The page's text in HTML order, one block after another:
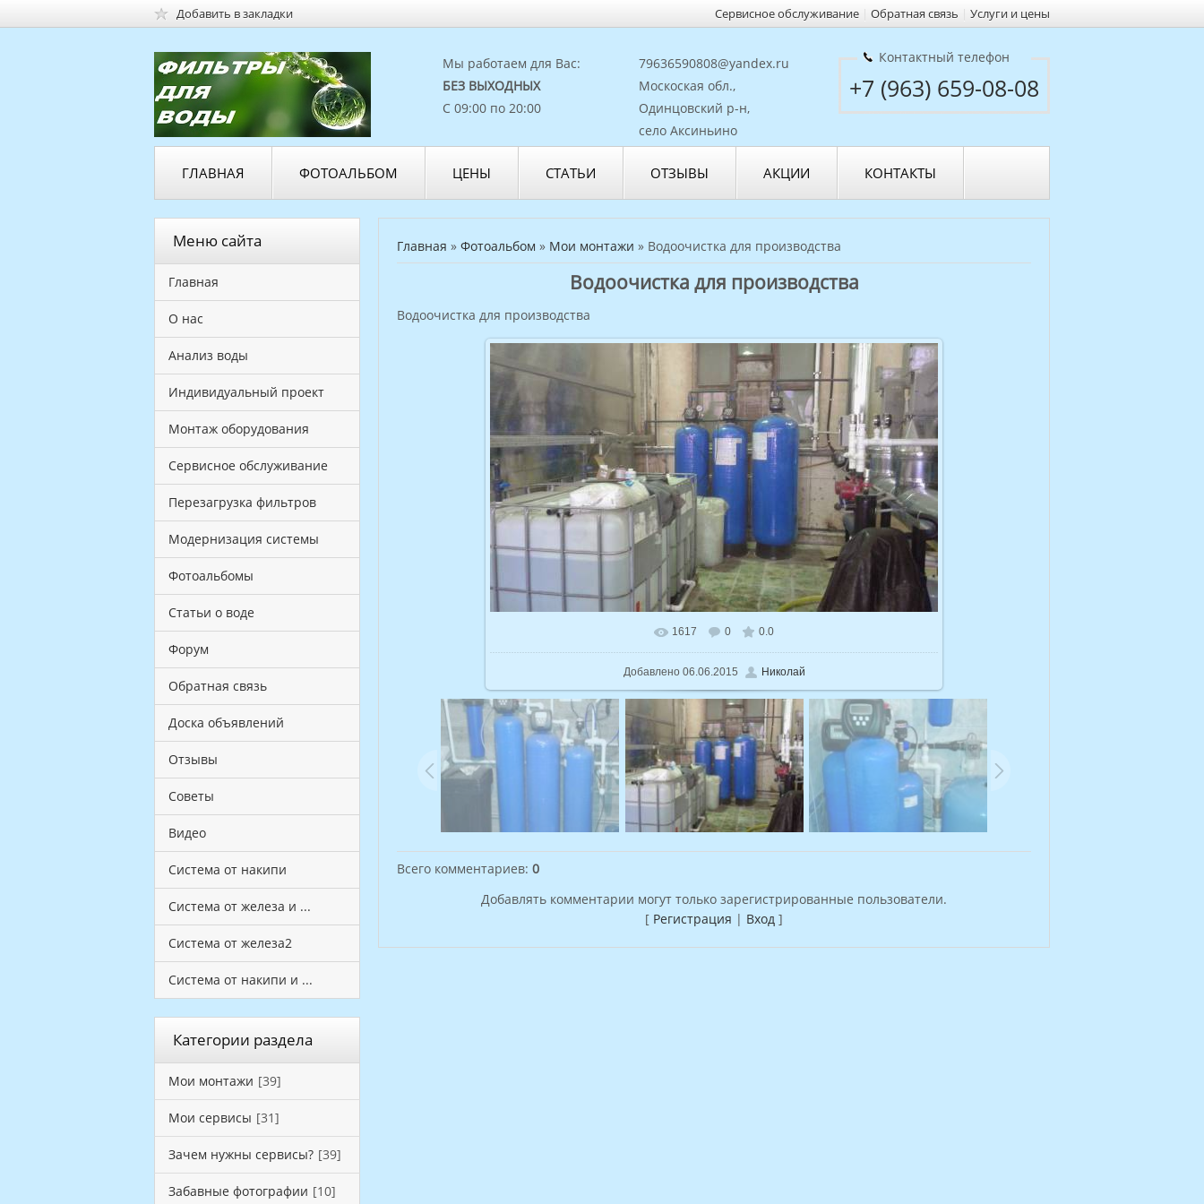
Добавить в закладки Сервисное обслуживание | Обратная связь | Услуги и цены
Мы работаем для Вас:
БЕЗ ВЫХОДНЫХ
С 09:00 по 20:00
79636590808@yandex.ru
Москоская обл.,
Одинцовский р-н,
село Аксиньино
Контактный телефон
+7 (963) 659-08-08
ГЛАВНАЯ ФОТОАЛЬБОМ ЦЕНЫ СТАТЬИ ОТЗЫВЫ АКЦИИ КОНТАКТЫ
Меню сайта
Главная
О нас
Анализ воды
Индивидуальный проект
Монтаж оборудования
Сервисное обслуживание
Перезагрузка фильтров
Модернизация системы
Фотоальбомы
Статьи о воде
Форум
Обратная связь
Доска объявлений
Отзывы
Советы
Видео
Система от накипи
Система от железа и ...
Система от железа2
Система от накипи и ...
Категории раздела
Мои монтажи [39]
Мои сервисы [31]
Зачем нужны сервисы? [39]
Забавные фотографии [10]
Главная » Фотоальбом » Мои монтажи » Водоочистка для производства
Водоочистка для производства
Водоочистка для производства
В реальном размере 1600x960
1617 0 0.0
Добавлено06.06.2015 Николай
Всего комментариев: 0
Добавлять комментарии могут только зарегистрированные пользователи.
[ Регистрация | Вход ]